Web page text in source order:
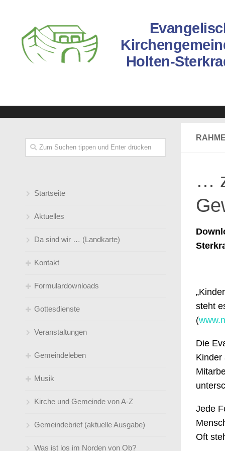
Holten-
…
steht
(
Die
Kinder
Jede
Oft
Startseite
Aktuelles
Da sind wir … (Landkarte)
Kontakt
Gemeindebüro
Pfarrer*innen
Küster
Jugendleiter*innen
Kirchenmusik
Kindertageseinrichtungen / Leitungen
Telefonverzeichnis und Mailadressen
Formulardownloads
Kirchen(-wieder-)eintritt
Taufe/ Trauung
Gottesdienste
Gottesdienstübersicht ( Predigtplan)
So feiern wir Gottesdienst
Klingelbeutel- online
Sprüche zur Konfirmation
Veranstaltungen
Gemeindeleben
Angebote für jedes Alter
Umweltgruppe
Satt an der Friki! Ganzjähriges
Steinbrinkstraße
Musik
der Gemeinde
gemeindeverbunden
Kirche und Gemeinde von A-Z
Gemeindebrief (aktuelle Ausgabe)
Was ist los im Norden von Ob?